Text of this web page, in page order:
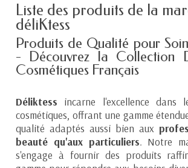
Liste des produits de la
déliKtess
Produits de Qualité pour
- Découvrez la Collection
Cosmétiques Français
Déliktess incarne l'excellence dans
cosmétiques, offrant une gamme
qualité adaptés aussi bien aux
beauté qu'aux particuliers. Notre
s'engage à fournir des produits